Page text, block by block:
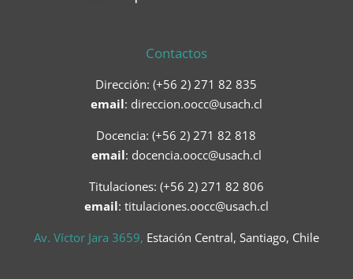
Contactos
Dirección: (+56 2) 271 82 835
email: direccion.oocc@usach.cl
Docencia: (+56 2) 271 82 818
email: docencia.oocc@usach.cl
Titulaciones: (+56 2) 271 82 806
email: titulaciones.oocc@usach.cl
Av. Víctor Jara 3659, Estación Central, Santiago, Chile